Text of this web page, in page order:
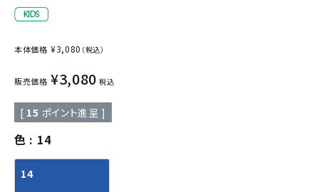
本体価格 ¥3,080 （税込）
販売価格 ¥3,080 税込
[ 15 ポイント進呈 ]
色 14
14